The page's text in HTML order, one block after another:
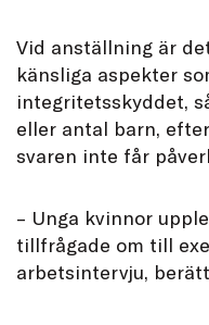
Vid anställning är
känsliga aspekter
integritetsskyddet,
eller antal barn,
svaren inte får
– Unga kvinnor
tillfrågade om till
arbetsintervju,